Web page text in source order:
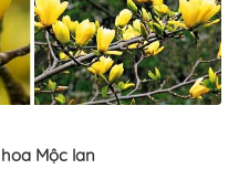
Mộc lan